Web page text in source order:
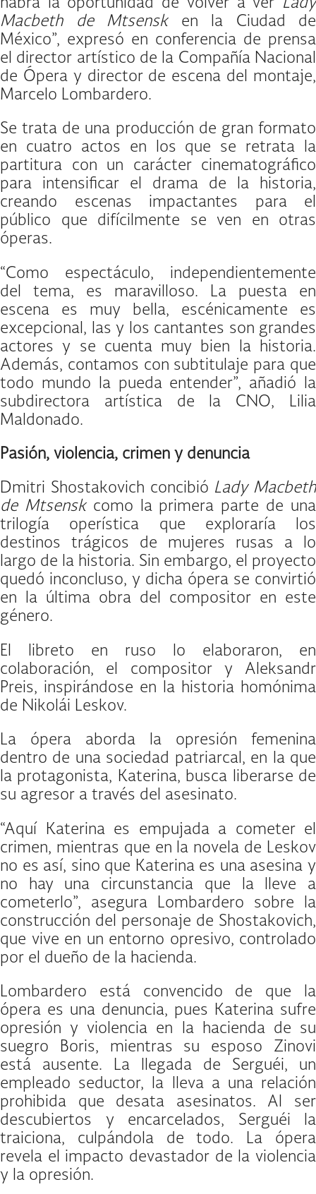
habrá la oportunidad de volver a ver Lady
Macbeth de Mtsensk en la Ciudad de
México”, expresó en conferencia de prensa
el director artístico de la Compañía Nacional
de Ópera y director de escena del montaje,
Marcelo Lombardero.
Se trata de una producción de gran formato
en cuatro actos en los que se retrata la
partitura con un carácter cinematográfico
para intensificar el drama de la historia,
creando escenas impactantes para el
público que difícilmente se ven en otras
óperas.
“Como espectáculo, independientemente
del tema, es maravilloso. La puesta en
escena es muy bella, escénicamente es
excepcional, las y los cantantes son grandes
actores y se cuenta muy bien la historia.
Además, contamos con subtitulaje para que
todo mundo la pueda entender”, añadió la
subdirectora artística de la CNO, Lilia
Maldonado.
Pasión, violencia, crimen y denuncia
Dmitri Shostakovich concibió Lady Macbeth
de Mtsenskcomo la primera parte de una
trilogía operística que exploraría los
destinos trágicos de mujeres rusas a lo
largo de la historia. Sin embargo, el proyecto
quedó inconcluso, y dicha ópera se convirtió
en la última obra del compositor en este
género.
El libreto en ruso lo elaboraron, en
colaboración, el compositor y Aleksandr
Preis, inspirándose en la historia homónima
de Nikolái Leskov.
La ópera aborda la opresión femenina
dentro de una sociedad patriarcal, en la que
la protagonista, Katerina, busca liberarse de
su agresor a través del asesinato.
“Aquí Katerina es empujada a cometer el
crimen, mientras que en la novela de Leskov
no es así, sino que Katerina es una asesina y
no hay una circunstancia que la lleve a
cometerlo”, asegura Lombardero sobre la
construcción del personaje de Shostakovich,
que vive en un entorno opresivo, controlado
por el dueño de la hacienda.
Lombardero está convencido de que la
ópera es una denuncia, pues Katerina sufre
opresión y violencia en la hacienda de su
suegro Boris, mientras su esposo Zinovi
está ausente. La llegada de Serguéi, un
empleado seductor, la lleva a una relación
prohibida que desata asesinatos. Al ser
descubiertos y encarcelados, Serguéi la
traiciona, culpándola de todo. La ópera
revela el impacto devastador de la violencia
y la opresión.